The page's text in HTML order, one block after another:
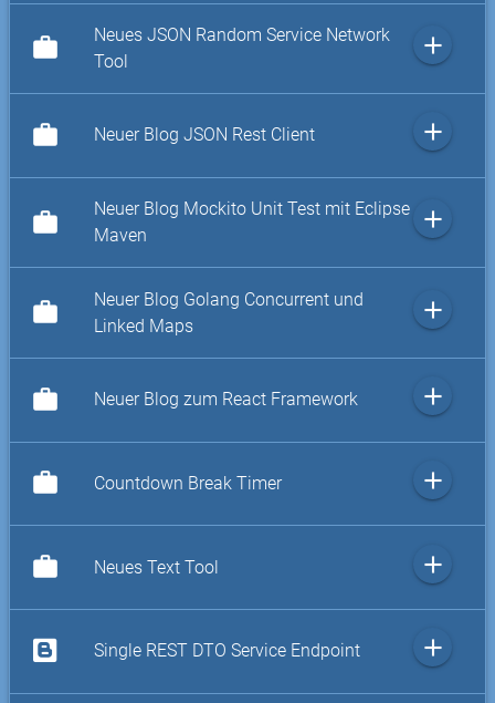
work
Neues JSON Random Service Network
Tool
add
work Neuer Blog JSON Rest Client add
work
Neuer Blog Mockito Unit Test mit Eclipse
Maven
add
work
Neuer Blog Golang Concurrent und
Linked Maps
add
work Neuer Blog zum React Framework add
work Countdown Break Timer add
work Neues Text Tool add
Single REST DTO Service Endpoint add